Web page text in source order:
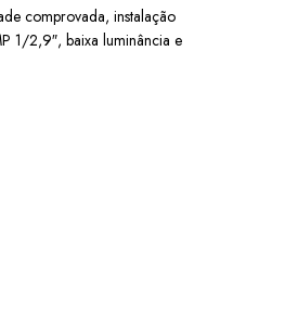
comprovada, instalação
1/2,9″, baixa luminância e